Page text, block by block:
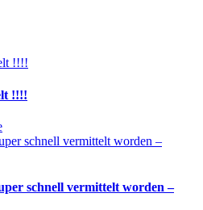
!!!!
schnell vermittelt worden –